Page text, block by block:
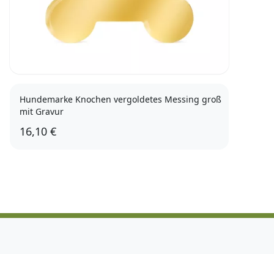
Hundemarke Knochen vergoldetes Messing groß
mit Gravur
16,10 €